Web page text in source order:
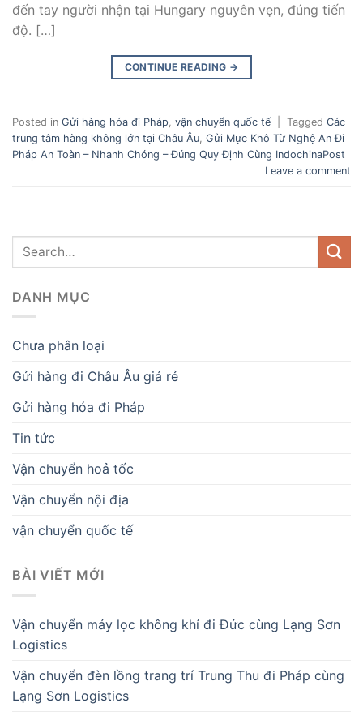
đến tay người nhận tại Hungary nguyên vẹn, đúng tiến
độ. […]
CONTINUE READING →
Posted in Gửi hàng hóa đi Pháp vận chuyển quốc tế Tagged Các
trung tâm hàng không lớn tại Châu Âu Gửi Mực Khô Từ Nghệ An Đi
Pháp An Toàn – Nhanh Chóng – Đúng Quy Định Cùng IndochinaPost
Leave a comment
DANH MỤC
Chưa phân loại
Gửi hàng đi Châu Âu giá rẻ
Gửi hàng hóa đi Pháp
Tin tức
Vận chuyển hoả tốc
Vận chuyển nội địa
vận chuyển quốc tế
BÀI VIẾT MỚI
Vận chuyển máy lọc không khí đi Đức cùng Lạng Sơn
Logistics
Vận chuyển đèn lồng trang trí Trung Thu đi Pháp cùng
Lạng Sơn Logistics